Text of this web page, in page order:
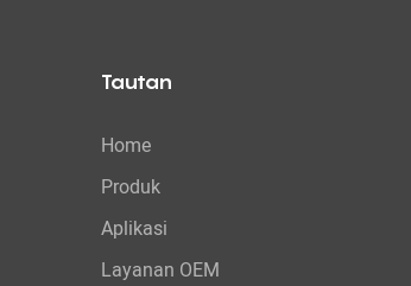
Tautan
Home
Produk
Aplikasi
Layanan OEM